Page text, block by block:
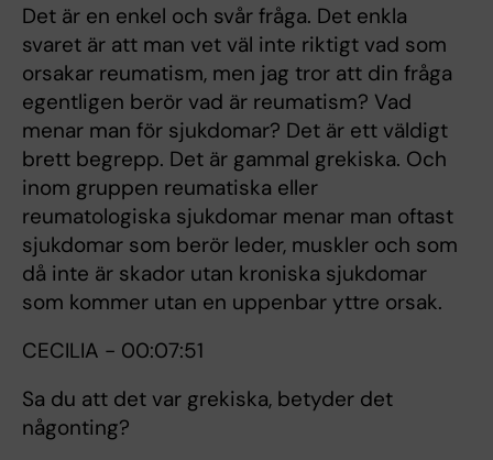
Det är en enkel och svår fråga. Det enkla
svaret är att man vet väl inte riktigt vad som
orsakar reumatism, men jag tror att din fråga
egentligen berör vad är reumatism? Vad
menar man för sjukdomar? Det är ett väldigt
brett begrepp. Det är gammal grekiska. Och
inom gruppen reumatiska eller
reumatologiska sjukdomar menar man oftast
sjukdomar som berör leder, muskler och som
då inte är skador utan kroniska sjukdomar
som kommer utan en uppenbar yttre orsak.
CECILIA - 00:07:51
Sa du att det var grekiska, betyder det
någonting?